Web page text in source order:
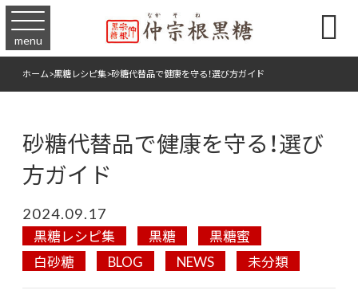
menu 
ホーム>黒糖レシピ集>砂糖代替品で健康を守る！選び方ガイド
砂糖代替品で健康を守る！選び
方ガイド
2024.09.17
黒糖レシピ集 黒糖
黒糖蜜
白砂糖
BLOG NEWS 未分類